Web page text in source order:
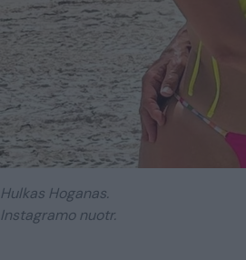
Hulkas Hoganas.
Instagramo nuotr.